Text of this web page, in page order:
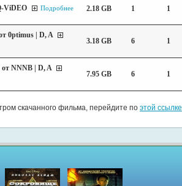
ViDEO Подробнее 2.18 GB 1 1
0ptimus | D, A
3.18 GB 6 1
от NNNB | D, A
7.95 GB 6 1
скачанного фильма, перейдите по этой ссылке